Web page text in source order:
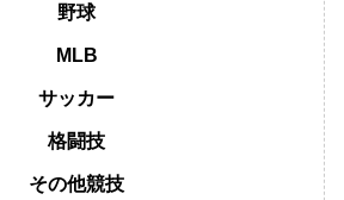
野球
MLB
サッカー
格闘技
その他競技